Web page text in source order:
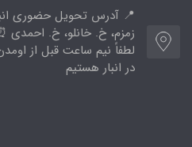
📍 آدرس تحویل حضوری
لطفاً نیم ساعت قبل از
در انبار هستیم